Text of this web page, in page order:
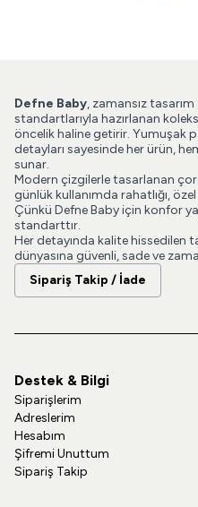
Defne Baby, zamansız tasarım
standartlarıyla hazırlanan
öncelik haline getirir. Yumuşak
detayları sayesinde her ürün,
sunar.
Modern çizgilerle tasarlanan
günlük kullanımda rahatlığı,
Çünkü Defne Baby için konfor
standarttır.
Her detayında kalite hissedilen
dünyasına güvenli, sade ve
Sipariş Takip / İade
Destek & Bilgi
Siparişlerim
Adreslerim
Hesabım
Şifremi Unuttum
Sipariş Takip